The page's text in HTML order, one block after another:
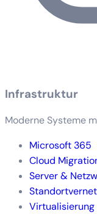
Infrastruktur
Moderne Systeme
Microsoft 365
Cloud
Server &
Virtualisierung